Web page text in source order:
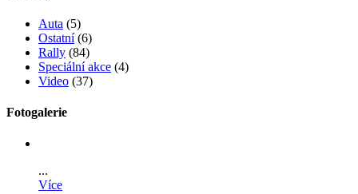
Auta (5)
Ostatní(6)
Rally (84)
Speciální akce (4)
Video (37)
Fotogalerie
...
Více